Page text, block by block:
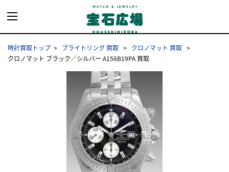
時計買取トップ ブライトリング 買取
クロノマット 買取
クロノマット ブラック／シルバー A156B19PA 買取